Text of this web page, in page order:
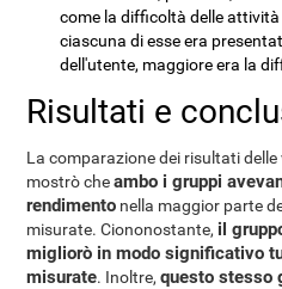
come la difficoltà delle
ciascuna di esse era
dell'utente, maggiore era la
Risultati e
La comparazione dei risultati delle
mostrò cheambo i gruppi
rendimento nella maggior parte
misurate. Ciononostante, il
migliorò in modo significativo
misurate. Inoltre,questo stesso